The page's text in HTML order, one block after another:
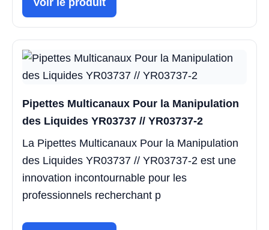
Voir le produit
Pipettes Multicanaux Pour la Manipulation
des Liquides YR03737 // YR03737-2
La Pipettes Multicanaux Pour la Manipulation
des Liquides YR03737 // YR03737-2 est une
innovation incontournable pour les
professionnels recherchant p